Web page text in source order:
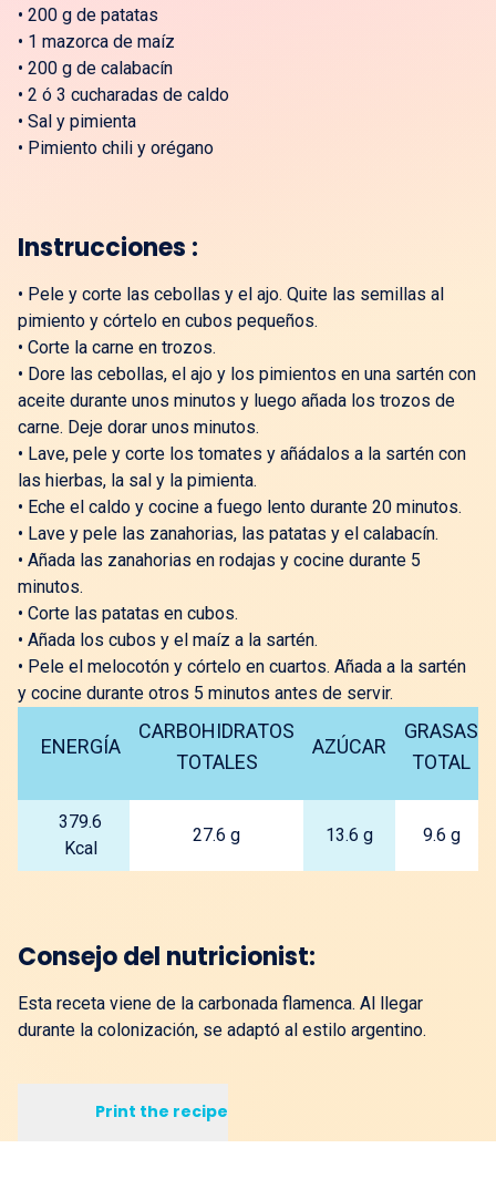
• 200 g de patatas
• 1 mazorca de maíz
• 200 g de calabacín
• 2 ó 3 cucharadas de caldo
• Sal y pimienta
• Pimiento chili y orégano
Instrucciones :
• Pele y corte las cebollas y el ajo. Quite las semillas al
pimiento y córtelo en cubos pequeños.
• Corte la carne en trozos.
• Dore las cebollas, el ajo y los pimientos en una sartén con
aceite durante unos minutos y luego añada los trozos de
carne. Deje dorar unos minutos.
• Lave, pele y corte los tomates y añádalos a la sartén con
las hierbas, la sal y la pimienta.
• Eche el caldo y cocine a fuego lento durante 20 minutos.
• Lave y pele las zanahorias, las patatas y el calabacín.
• Añada las zanahorias en rodajas y cocine durante 5
minutos.
• Corte las patatas en cubos.
• Añada los cubos y el maíz a la sartén.
• Pele el melocotón y córtelo en cuartos. Añada a la sartén
y cocine durante otros 5 minutos antes de servir.
ENERGÍA
CARBOHIDRATOS
TOTALES
AZÚCAR
GRASAS
TOTAL
379.6
Kcal
27.6 g 13.6 g 9.6 g
Consejo del nutricionist:
Esta receta viene de la carbonada flamenca. Al llegar
durante la colonización, se adaptó al estilo argentino.
Print the recipe